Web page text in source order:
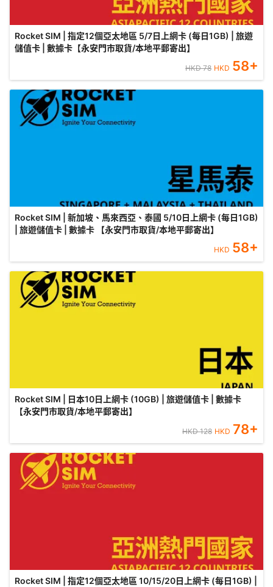
Rocket SIM | 指定12個亞太地區 5/7日上網卡 (每日1GB) | 旅遊
儲值卡 | 數據卡【永安門市取貨/本地平郵寄出】
HKD78 HKD 58+
Rocket SIM | 新加坡、馬來西亞、泰國 5/10日上網卡 (每日1GB)
| 旅遊儲值卡 | 數據卡 【永安門市取貨/本地平郵寄出】
HKD 58+
Rocket SIM | 日本10日上網卡 (10GB) | 旅遊儲值卡 | 數據卡
【永安門市取貨/本地平郵寄出】
HKD128 HKD 78+
Rocket SIM | 指定12個亞太地區 10/15/20日上網卡 (每日1GB) |